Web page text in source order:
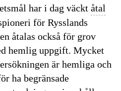
har i dag väckt åtal
för Rysslands
åtalas också för grov
hemlig uppgift. Mycket
är hemliga och
ha begränsade